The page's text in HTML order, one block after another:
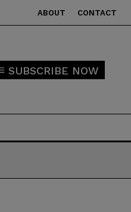
ABOUT CONTACT
SUBSCRIBE NOW